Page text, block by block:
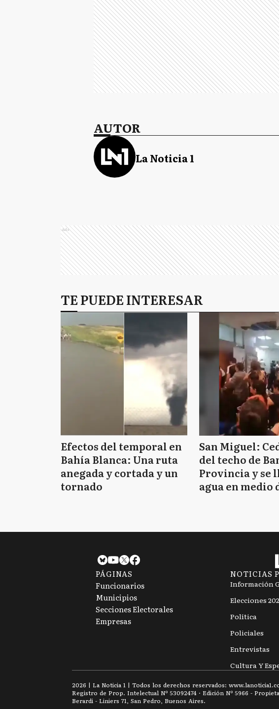
AUTOR
La Noticia 1
Ads
TE PUEDE INTERESAR
Efectos del temporal en
Bahía Blanca: Una ruta
anegada y cortada y un
tornado
San Miguel:
del techo de
Provincia y se
agua en medio
PÁGINAS
Funcionarios
Municipios
Secciones Electorales
Empresas
NOTICIAS
Información
Elecciones
Política
Policiales
Entrevistas
Cultura Y
2026 | La Noticia 1 | Todos los derechos reservados: www.
Registro de Prop. Intelectual Nº 53092474 · Edición Nº 5966 -
Berardi - Liniers 71, San Pedro, Buenos Aires.